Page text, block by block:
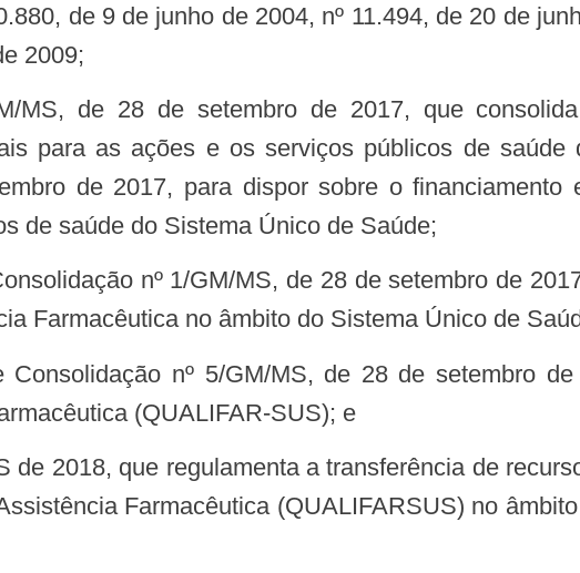
de 9 de junho de 2004, nº 11.494, de 20 de
2009;
para as ações e os serviços públicos de saúde
de 2017, para dispor sobre o financiamento
de saúde do Sistema Único de Saúde;
Farmacêutica no âmbito do Sistema Único de
(QUALIFAR-SUS); e
Farmacêutica (QUALIFARSUS) no